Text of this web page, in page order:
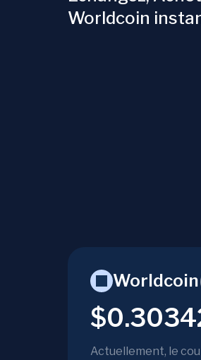
Worldcoin
Worldcoin
Actuellement, le